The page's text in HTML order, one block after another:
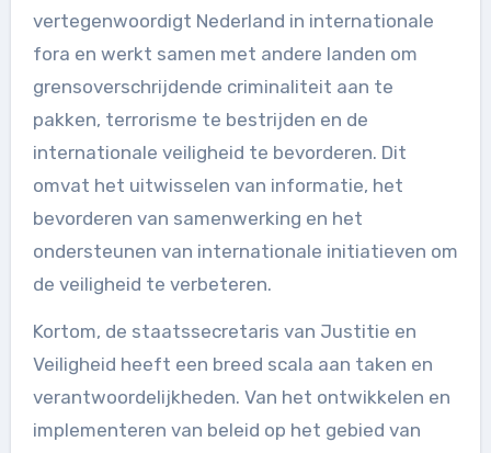
vertegenwoordigt Nederland in internationale
fora en werkt samen met andere landen om
grensoverschrijdende criminaliteit aan te
pakken, terrorisme te bestrijden en de
internationale veiligheid te bevorderen. Dit
omvat het uitwisselen van informatie, het
bevorderen van samenwerking en het
ondersteunen van internationale initiatieven om
de veiligheid te verbeteren.
Kortom, de staatssecretaris van Justitie en
Veiligheid heeft een breed scala aan taken en
verantwoordelijkheden. Van het ontwikkelen en
implementeren van beleid op het gebied van